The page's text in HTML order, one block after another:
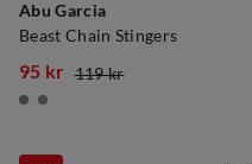
Abu Garcia
Beast Chain Stingers
discounted
95 kr
original
119 kr